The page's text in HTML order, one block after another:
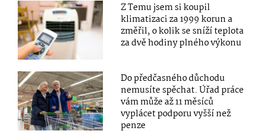
Z Temu jsem si koupil
klimatizaci za 1999 korun a
změřil, o kolik se sníží teplota
za dvě hodiny plného výkonu
Do předčasného důchodu
nemusíte spěchat. Úřad práce
vám může až 11 měsíců
vyplácet podporu vyšší než
penze